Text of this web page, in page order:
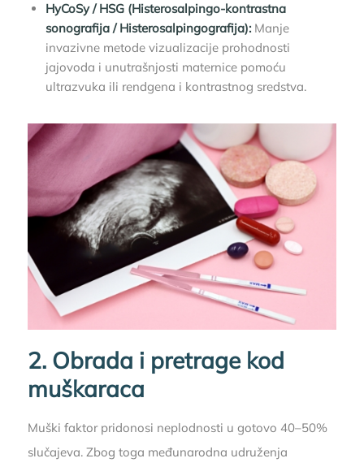
HyCoSy / HSG (Histerosalpingo-kontrastna
sonografija / Histerosalpingografija):Manje
invazivne metode vizualizacije prohodnosti
jajovoda i unutrašnjosti maternice pomoću
ultrazvuka ili rendgena i kontrastnog sredstva.
2. Obrada i pretrage kod
muškaraca
Muški faktor pridonosi neplodnosti u gotovo 40–50%
slučajeva. Zbog toga međunarodna udruženja